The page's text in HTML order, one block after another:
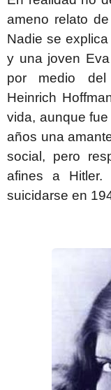
ameno relato
Nadie se
y una joven
por medio del
Heinrich
vida, aunque
años una
social, pero
afines a
suicidarse en